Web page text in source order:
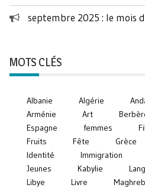
septembre 2025 : le mois
MOTS CLÉS
Albanie Algérie
Arménie
Art
Espagne
femmes
Fruits
Fête Grèce
Identité
Immigration
Jeunes
Kabylie
Libye
Livre Maghreb